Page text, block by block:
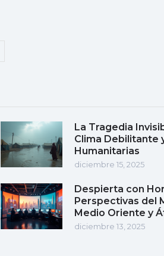
La Tragedia
Clima Debilitante
Humanitarias
diciembre 15, 2025
Despierta con
Perspectivas del
Medio Oriente y
diciembre 13, 2025